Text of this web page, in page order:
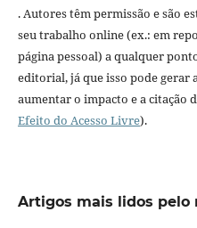
. Autores têm permissão e são
seu trabalho online (ex.: em
página pessoal) a qualquer
editorial, já que isso pode gerar
aumentar o impacto e a citação
Efeito do Acesso Livre).
Artigos mais lidos pelo